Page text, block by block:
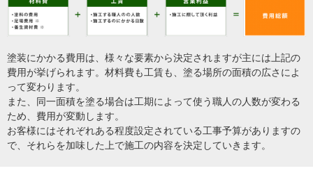
塗装にかかる費用は、様々な要素から決定されますが主には上記の
費用が挙げられます。材料費も工賃も、塗る場所の面積の広さによ
って変わります。
また、同一面積を塗る場合は工期によって使う職人の人数が変わる
ため、費用が変動します。
お客様にはそれぞれある程度設定されている工事予算がありますの
で、それらを加味した上で施工の内容を決定していきます。